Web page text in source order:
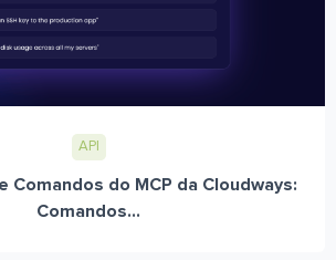
API
Comandos do MCP da Cloudways:
Comandos...